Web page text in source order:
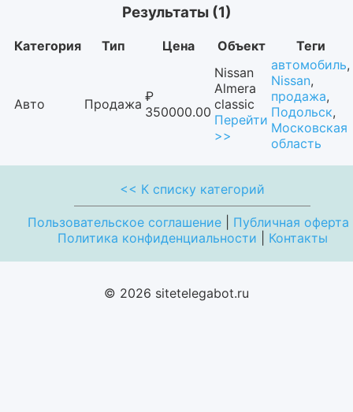
Результаты (1)
Категория Тип Цена Объект Теги
Авто Продажа ₽
350000.00
Nissan
Almera
classic
Перейти
>>
автомобиль,
Nissan,
продажа,
Подольск,
Московская
область
<< К списку категорий
Пользовательское соглашение Публичная оферта
Политика конфиденциальности
Контакты
© 2026 sitetelegabot.ru